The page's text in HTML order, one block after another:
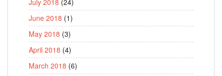
July 2018 (24)
June 2018 (1)
May 2018 (3)
April 2018 (4)
March 2018 (6)